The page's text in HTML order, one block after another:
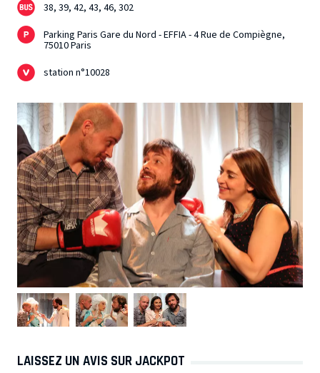
38, 39, 42, 43, 46, 302
Parking Paris Gare du Nord - EFFIA - 4 Rue de Compiègne,
75010 Paris
station n°10028
LAISSEZ UN AVIS SUR JACKPOT